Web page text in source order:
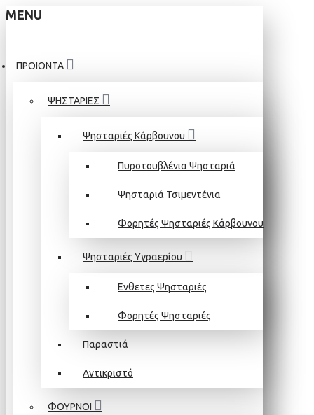
MENU
ΠΡΟΙΟΝΤΑ
ΨΗΣΤΑΡΙΕΣ
Ψησταριές Κάρβουνου
Πυροτουβλένια Ψησταριά
Ψησταριά Τσιμεντένια
Φορητές Ψησταριές Κάρβουνου
Ψησταριές Υγραερίου
Ενθετες Ψησταριές
Φορητές Ψησταριές
Παραστιά
Αντικριστό
ΦΟΥΡΝΟΙ